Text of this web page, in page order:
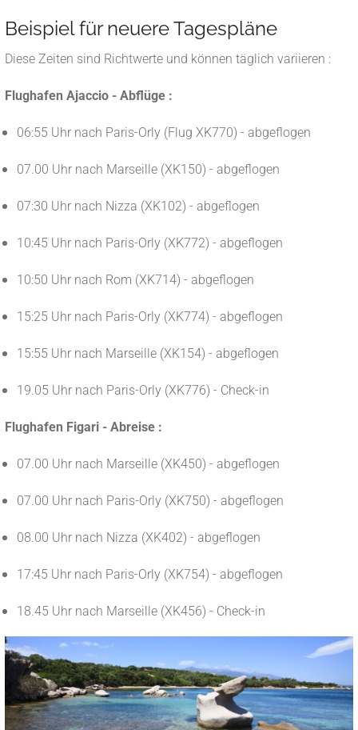
Beispiel für neuere Tagespläne
Diese Zeiten sind Richtwerte und können täglich variieren :
Flughafen Ajaccio - Abflüge :
06:55 Uhr nach Paris-Orly (Flug XK770) - abgeflogen
07.00 Uhr nach Marseille (XK150) - abgeflogen
07:30 Uhr nach Nizza (XK102) - abgeflogen
10:45 Uhr nach Paris-Orly (XK772) - abgeflogen
10:50 Uhr nach Rom (XK714) - abgeflogen
15:25 Uhr nach Paris-Orly (XK774) - abgeflogen
15:55 Uhr nach Marseille (XK154) - abgeflogen
19.05 Uhr nach Paris-Orly (XK776) - Check-in
Flughafen Figari - Abreise :
07.00 Uhr nach Marseille (XK450) - abgeflogen
07.00 Uhr nach Paris-Orly (XK750) - abgeflogen
08.00 Uhr nach Nizza (XK402) - abgeflogen
17:45 Uhr nach Paris-Orly (XK754) - abgeflogen
18.45 Uhr nach Marseille (XK456) - Check-in